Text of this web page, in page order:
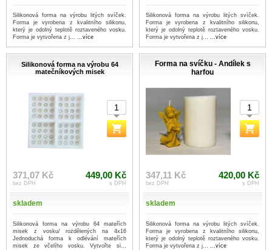
Silikonová forma na výrobu litých svíček.
Forma je vyrobena z kvalitního silikonu,
který je odolný teplotě roztaveného vosku.
Forma je vytvořena z j... ...více
Silikonová forma na výrobu litých svíček.
Forma je vyrobena z kvalitního silikonu,
který je odolný teplotě roztaveného vosku.
Forma je vytvořena z j... ...více
Silikonová forma na výrobu 64
matečníkových misek
371,07 Kč
bez DPH
449,00 Kč
s DPH
skladem
Silikonová forma na výrobu 64 mateřích
misek z vosku/ rozdělených na 4x16
Jednoduchá forma k odlévání mateřích
misek ze včelího vosku. Vytvořte si...
Forma na svíčku - Andílek s
harfou
347,11 Kč
bez DPH
420,00 Kč
s DPH
skladem
Silikonová forma na výrobu litých svíček.
Forma je vyrobena z kvalitního silikonu,
který je odolný teplotě roztaveného vosku.
Forma je vytvořena z j... ...více